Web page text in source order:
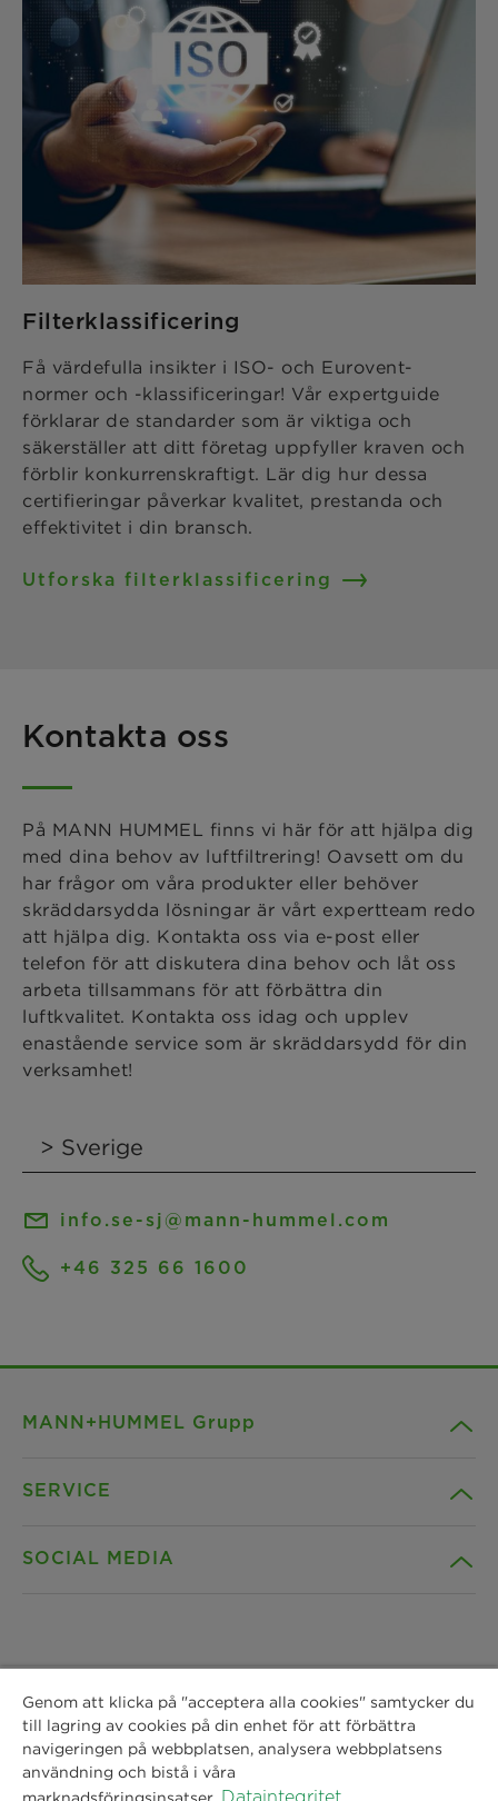
Filterklassificering
Få värdefulla insikter i ISO- och Eurovent-
normer och -klassificeringar! Vår expertguide
förklarar de standarder som är viktiga och
säkerställer att ditt företag uppfyller kraven och
förblir konkurrenskraftigt. Lär dig hur dessa
certifieringar påverkar kvalitet, prestanda och
effektivitet i din bransch.
Utforska filterklassificering
Kontakta oss
På MANN HUMMEL finns vi här för att hjälpa dig
med dina behov av luftfiltrering! Oavsett om du
har frågor om våra produkter eller behöver
skräddarsydda lösningar är vårt expertteam redo
att hjälpa dig. Kontakta oss via e-post eller
telefon för att diskutera dina behov och låt oss
arbeta tillsammans för att förbättra din
luftkvalitet. Kontakta oss idag och upplev
enastående service som är skräddarsydd för din
verksamhet!
info.se-sj@mann-hummel.com
+46 325 66 1600
MANN+HUMMEL Grupp
Nyheter
Platser
SERVICE
Dataintegritet
Avtryck
SOCIAL MEDIA
Instagram
LinkedIn
MANN+HUMMEL Vokes Air AB
Spinnaregatan 4,
Genom att klicka på "acceptera alla cookies" samtycker du
till lagring av cookies på din enhet för att förbättra
navigeringen på webbplatsen, analysera webbplatsens
användning och bistå i våra